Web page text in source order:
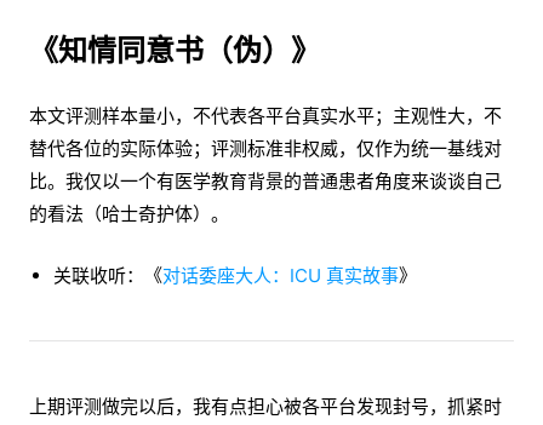
《知情同意书（伪）》
本文评测样本量小，不代表各平台真实水平；主观性大，不
替代各位的实际体验；评测标准非权威，仅作为统一基线对
比。我仅以一个有医学教育背景的普通患者角度来谈谈自己
的看法（哈士奇护体）。
关联收听：《对话委座大人：ICU 真实故事》
上期评测做完以后，我有点担心被各平台发现封号，抓紧时